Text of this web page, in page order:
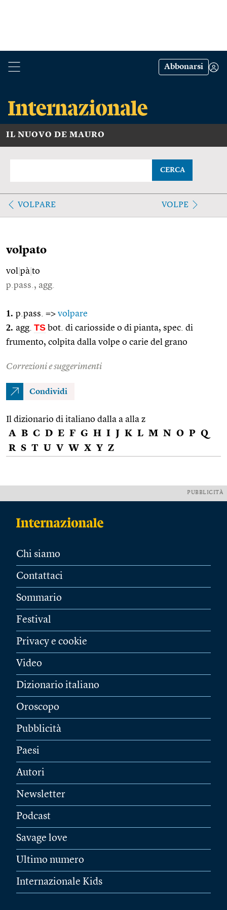
Abbonarsi
IL NUOVO DE MAURO
CERCA
VOLPARE VOLPE
volpato
vol pà to
p.pass., agg.
1. p.pass. => volpare
2. agg. TS bot. di cariosside o di pianta, spec. di
frumento, colpita dalla volpe o carie del grano
Correzioni e suggerimenti
Condividi
Il dizionario di italiano dalla a alla z
A B C D E F G H I J K L M N O P Q
R S T U V W X Y Z
PUBBLICITÀ
Chi siamo
Contattaci
Sommario
Festival
Privacy e cookie
Video
Dizionario italiano
Oroscopo
Pubblicità
Paesi
Autori
Newsletter
Podcast
Savage love
Ultimo numero
Internazionale Kids